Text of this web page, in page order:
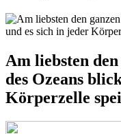
Am liebsten
des Ozeans
Körperzelle